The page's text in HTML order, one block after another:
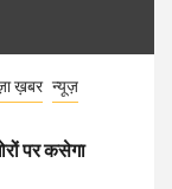
ख़बर न्यूज़
पर कसेगा